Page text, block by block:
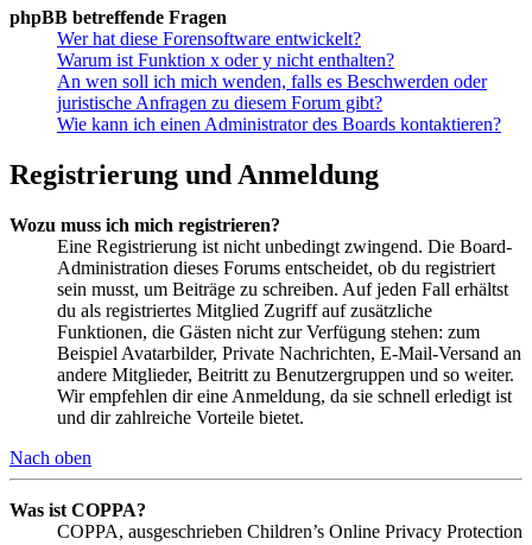
phpBB betreffende Fragen
Wer hat diese Forensoftware entwickelt?
Warum ist Funktion x oder y nicht enthalten?
An wen soll ich mich wenden, falls es Beschwerden oder
juristische Anfragen zu diesem Forum gibt?
Wie kann ich einen Administrator des Boards kontaktieren?
Registrierung und Anmeldung
Wozu muss ich mich registrieren?
Eine Registrierung ist nicht unbedingt zwingend. Die Board-
Administration dieses Forums entscheidet, ob du registriert
sein musst, um Beiträge zu schreiben. Auf jeden Fall erhältst
du als registriertes Mitglied Zugriff auf zusätzliche
Funktionen, die Gästen nicht zur Verfügung stehen: zum
Beispiel Avatarbilder, Private Nachrichten, E-Mail-Versand an
andere Mitglieder, Beitritt zu Benutzergruppen und so weiter.
Wir empfehlen dir eine Anmeldung, da sie schnell erledigt ist
und dir zahlreiche Vorteile bietet.
Nach oben
Was ist COPPA?
COPPA, ausgeschrieben Children’s Online Privacy Protection